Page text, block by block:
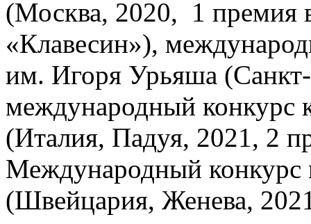
(Москва, 2020, 1 премия
«Клавесин»),
им. Игоря Урьяша
международный конкурс
(Италия, Падуя, 2021, 2
Международный
(Швейцария, Женева,